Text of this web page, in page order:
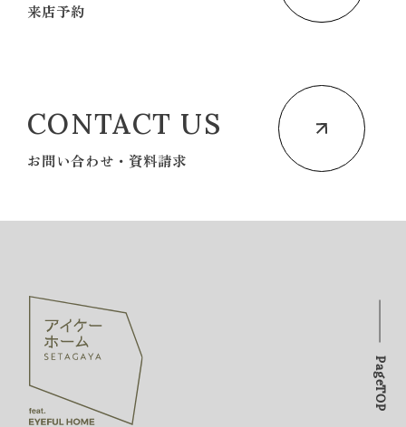
来店予約
CONTACT US
お問い合わせ・資料請求
PageTOP